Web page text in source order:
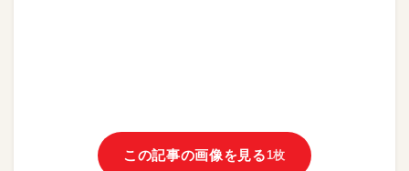
この記事の画像を見る 1枚